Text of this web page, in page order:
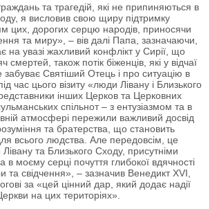
та трагедій, які не припиняються в
я висловив свою щиру підтримку
цих, дорогих серцю народів, приносячи
та миру», – вів далі Папа, зазначаючи,
увазі жахливий конфлікт у Сирії, що
смертей, також потік біженців, які у відчаї
Святіший Отець і про ситуацію в
час цього візиту «люди Лівану і Близького
інших Церков та Церковних
спільнот – з ентузіазмом та в
атмосфері пережили важливий досвід
та братерства, що становить
всього людства. Але передовсім, це
Лівану та Близького Сходу, присутніми
моєму серці почуття глибокої вдячності
та свідчення», – зазначив Венедикт XVI,
за «цей цінний дар, який додає надії
на цих територіях».